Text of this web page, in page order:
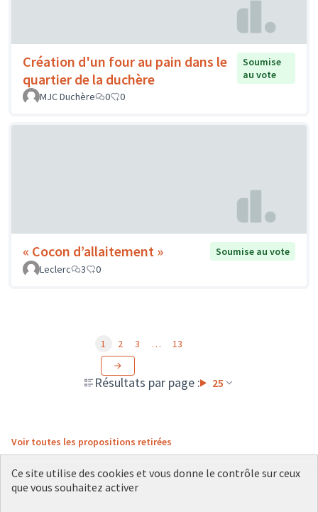
Création d'un four au pain dans le
quartier de la duchère
Soumise
au vote
MJC Duchère
0 0
« Cocon d’allaitement »
Soumise au vote
Leclerc
3 0
Résultats par page : 25
1 2 3 … 13
Voir toutes les propositions retirées
Ce site utilise des cookies et vous donne le contrôle sur ceux
que vous souhaitez activer